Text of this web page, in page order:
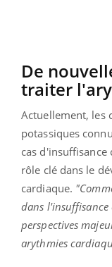
De
traiter
Actuellement, les
potassiques
cas
rôle clé dans le
cardiaque.
dans
perspectives
arythmies